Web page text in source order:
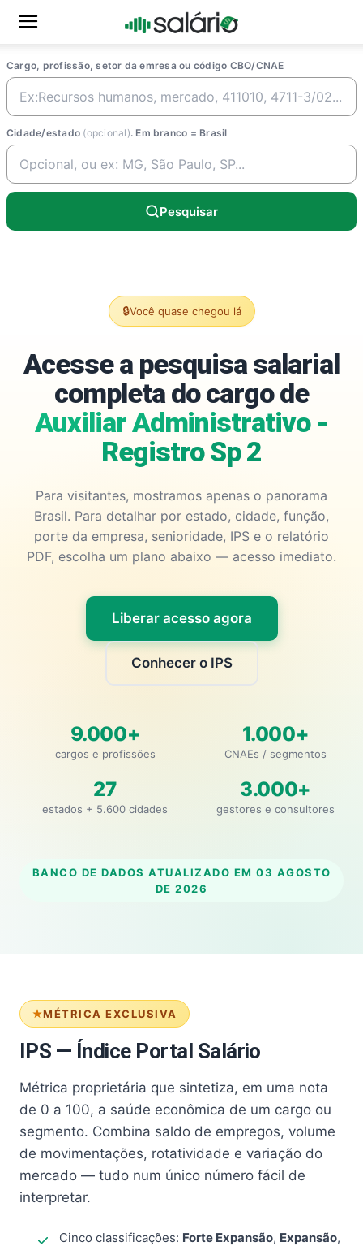
Cargo, profissão, setor da emresa ou código CBO/CNAE
Cidade/estado (opcional). Em branco = Brasil
Pesquisar
🔒Você quase chegou lá
Acesse a pesquisa salarial
completa do cargo de
Auxiliar Administrativo -
Registro Sp 2
Para visitantes, mostramos apenas o panorama
Brasil. Para detalhar por estado, cidade, função,
porte da empresa, senioridade, IPS e o relatório
PDF, escolha um plano abaixo — acesso imediato.
Liberar acesso agora
Conhecer o IPS
9.000+
cargos e profissões
1.000+
CNAEs / segmentos
27
estados + 5.600 cidades
3.000+
gestores e consultores
BANCO DE DADOS ATUALIZADO EM 03 AGOSTO
DE 2026
MÉTRICA EXCLUSIVA
IPS — Índice Portal Salário
Métrica proprietária que sintetiza, em uma nota
de 0 a 100, a saúde econômica de um cargo ou
segmento. Combina saldo de empregos, volume
de movimentações, rotatividade e variação do
mercado — tudo num único número fácil de
interpretar.
Cinco classificações: Forte Expansão, Expansão,